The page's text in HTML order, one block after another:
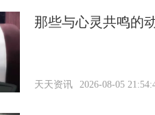
那些与心灵共鸣的
天天资讯 2026-08-05